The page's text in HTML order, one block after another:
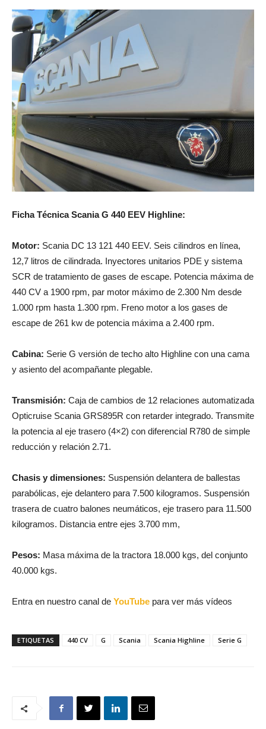
Ficha Técnica Scania G 440 EEV Highline:
Motor: Scania DC 13 121 440 EEV. Seis cilindros en línea,
12,7 litros de cilindrada. Inyectores unitarios PDE y sistema
SCR de tratamiento de gases de escape. Potencia máxima de
440 CV a 1900 rpm, par motor máximo de 2.300 Nm desde
1.000 rpm hasta 1.300 rpm. Freno motor a los gases de
escape de 261 kw de potencia máxima a 2.400 rpm.
Cabina: Serie G versión de techo alto Highline con una cama
y asiento del acompañante plegable.
Transmisión: Caja de cambios de 12 relaciones automatizada
Opticruise Scania GRS895R con retarder integrado. Transmite
la potencia al eje trasero (4×2) con diferencial R780 de simple
reducción y relación 2.71.
Chasis y dimensiones: Suspensión delantera de ballestas
parabólicas, eje delantero para 7.500 kilogramos. Suspensión
trasera de cuatro balones neumáticos, eje trasero para 11.500
kilogramos. Distancia entre ejes 3.700 mm,
Pesos: Masa máxima de la tractora 18.000 kgs, del conjunto
40.000 kgs.
Entra en nuestro canal de YouTube para ver más vídeos
ETIQUETAS 440 CV G Scania Scania Highline Serie G